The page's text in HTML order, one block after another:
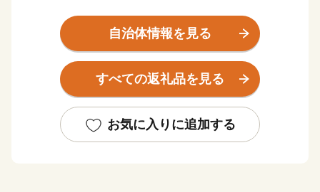
また、早くから大手家電メーカーの企業城下町として発
展を遂げるとともに安定した税収を背景に各種行政サー
ビスを充実させ、公共施設や都市基盤の整備を進めてき
一定の到達点に達し、成熟した都市としての機能を備え
るに至っています。
自治体情報を見る
すべての返礼品を見る
お気に入りに追加する